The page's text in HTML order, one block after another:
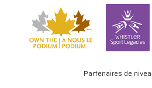
Partenaires de